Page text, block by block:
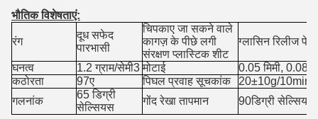
भौतिक विशेषताएं:
रंग
दूध सफेद
पारभासी
चिपकाए जा सकने वाले
कागज़ के पीछे लगी
संरक्षण प्लास्टिक शीट
ग्लासिन रिलीज पेपर
घनत्व 1.2 ग्राम/सेमी3 मोटाई
0.05 मिमी, 0.08
कठोरता
97ए पिघल प्रवाह सूचकांक
20±10g/10min
गलनांक
65 डिग्री
सेल्सियस
गोंद रेखा तापमान 90डिग्री